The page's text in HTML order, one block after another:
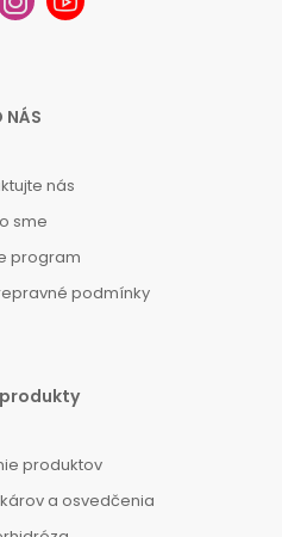
NÁS
nás
sme
program
podmínky
produktov
a osvedčenia